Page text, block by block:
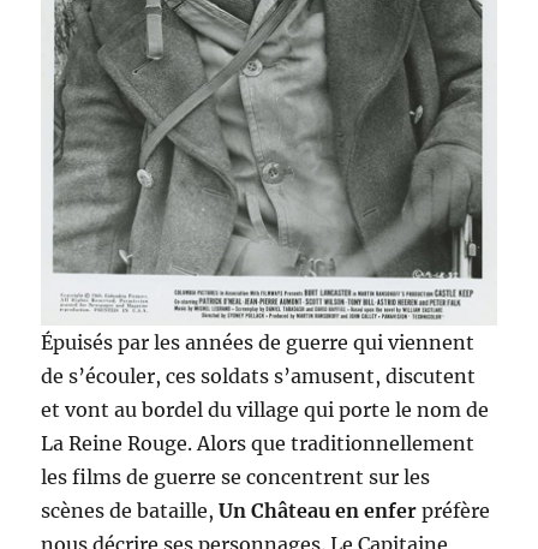
Épuisés par les années de guerre qui viennent
de s’écouler, ces soldats s’amusent, discutent
et vont au bordel du village qui porte le nom de
La Reine Rouge. Alors que traditionnellement
les films de guerre se concentrent sur les
scènes de bataille,Un Château en enfer préfère
nous décrire ses personnages. Le Capitaine